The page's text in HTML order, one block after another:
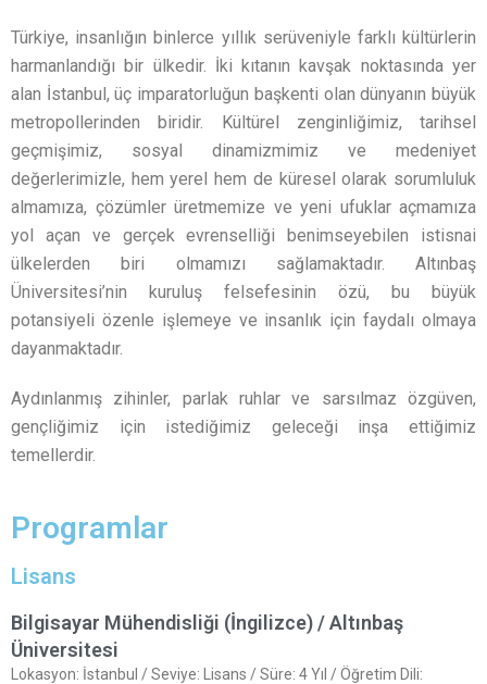
Türkiye, insanlığın binlerce yıllık serüveniyle farklı kültürlerin
harmanlandığı bir ülkedir. İki kıtanın kavşak noktasında yer
alan İstanbul, üç imparatorluğun başkenti olan dünyanın büyük
metropollerinden biridir. Kültürel zenginliğimiz, tarihsel
geçmişimiz, sosyal dinamizmimiz ve medeniyet
değerlerimizle, hem yerel hem de küresel olarak sorumluluk
almamıza, çözümler üretmemize ve yeni ufuklar açmamıza
yol açan ve gerçek evrenselliği benimseyebilen istisnai
ülkelerden biri olmamızı sağlamaktadır. Altınbaş
Üniversitesi’nin kuruluş felsefesinin özü, bu büyük
potansiyeli özenle işlemeye ve insanlık için faydalı olmaya
dayanmaktadır.
Aydınlanmış zihinler, parlak ruhlar ve sarsılmaz özgüven,
gençliğimiz için istediğimiz geleceği inşa ettiğimiz
temellerdir.
Programlar
Lisans
Bilgisayar Mühendisliği (İngilizce) / Altınbaş
Üniversitesi
Lokasyon: İstanbul / Seviye: Lisans / Süre: 4 Yıl / Öğretim Dili: